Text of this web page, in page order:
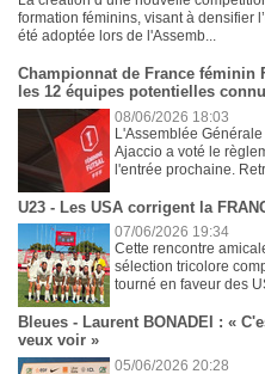
formation féminins, visant à densifier
été adoptée lors de l'Assemb...
Championnat de France féminin
les 12 équipes potentielles
08/06/2026 18:03
L'Assemblée
Ajaccio a voté le
l'entrée prochaine.
U23 - Les USA corrigent la
07/06/2026 19:34
Cette rencontre
sélection tricolore
tourné en faveur des
Bleues - Laurent BONADEI : «
veux voir »
05/06/2026 20:28